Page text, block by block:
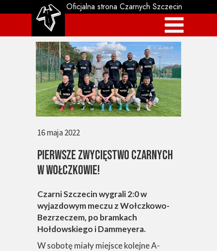
Czarni Szczecin wygrali 2:0 w
wyjazdowym meczu z Wołczkowo-
Bezrzeczem, po bramkach
Hołdowskiego i Dammeyera.
W sobotę miały miejsce kolejne A-
Pierwsze zwycięstwo Czarnych
w Wołczkowie!
16 maja 2022
Oficjalna strona Czarnych Szczecin